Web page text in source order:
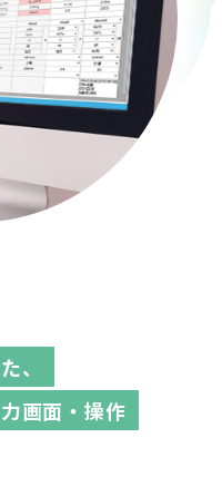
、
画面・操作